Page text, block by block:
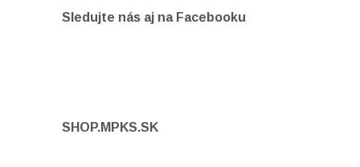
Sledujte nás aj na Facebooku
SHOP.MPKS.SK